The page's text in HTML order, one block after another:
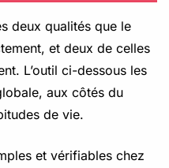
deux qualités que le
et deux de celles
L’outil ci-dessous les
aux côtés du
de vie.
et vérifiables chez